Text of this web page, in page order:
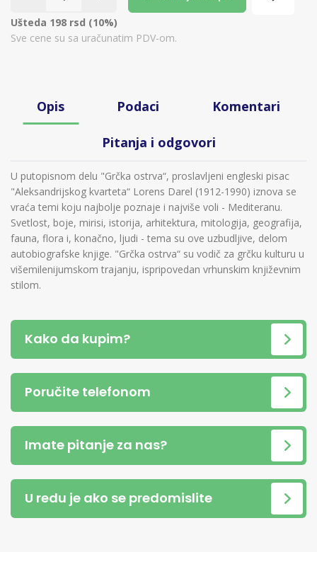
Ušteda 198 rsd (10%)
Sve cene su sa uračunatim PDV-om.
Opis Podaci Komentari
Pitanja i odgovori
U putopisnom delu "Grčka ostrva“, proslavljeni engleski pisac
"Aleksandrijskog kvarteta“ Lorens Darel (1912-1990) iznova se
vraća temi koju najbolje poznaje i najviše voli - Mediteranu.
Svetlost, boje, mirisi, istorija, arhitektura, mitologija, geografija,
fauna, flora i, konačno, ljudi - tema su ove uzbudljive, delom
autobiografske knjige. "Grčka ostrva“ su vodič za grčku kulturu u
višemilenijumskom trajanju, ispripovedan vrhunskim književnim
stilom.
Kako da kupim?
Poručite telefonom
Imate pitanje za nas?
U redu je ako se predomislite